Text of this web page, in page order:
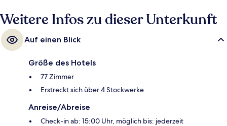
Weitere Infos zu dieser Unterkunft
Auf einen Blick
Größe des Hotels
77 Zimmer
Erstreckt sich über 4 Stockwerke
Anreise/Abreise
Check-in ab: 15:00 Uhr, möglich bis: jederzeit